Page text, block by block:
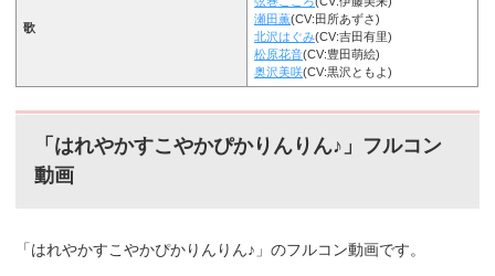
歌
瀬田薫(CV:田所あずさ)
北沢はぐみ(CV:吉田有里)
松原花音(CV:豊田萌絵)
奥沢美咲(CV:黒沢ともよ)
「はれやかすこやかぴかりんりん♪」フルコン
動画
「はれやかすこやかぴかりんりん♪」のフルコン動画です。